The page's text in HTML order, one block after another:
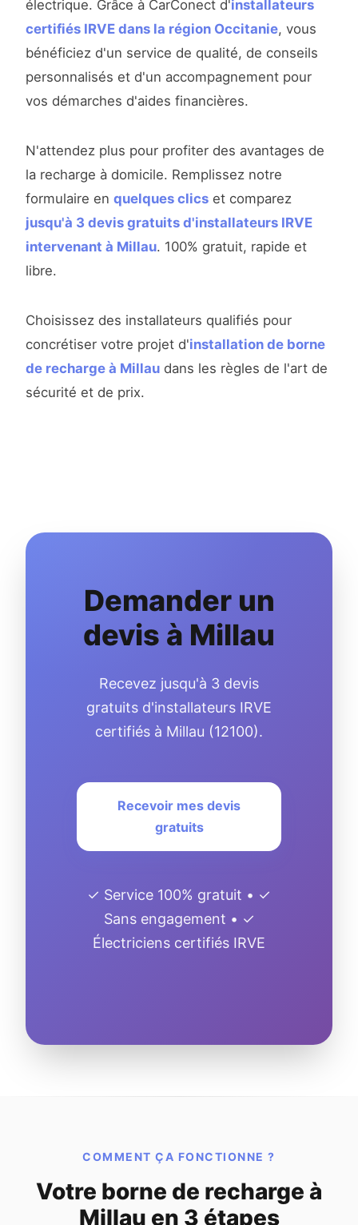
électrique. Grâce à CarConect d'installateurs
certifiés IRVE dans la région Occitanie, vous
bénéficiez d'un service de qualité, de conseils
personnalisés et d'un accompagnement pour
vos démarches d'aides financières.
N'attendez plus pour profiter des avantages de
la recharge à domicile. Remplissez notre
formulaire en quelques clics et comparez
jusqu'à 3 devis gratuits d'installateurs IRVE
intervenant à Millau. 100% gratuit, rapide et
libre.
Choisissez des installateurs qualifiés pour
concrétiser votre projet d'installation de borne
de recharge à Millau dans les règles de l'art de
sécurité et de prix.
Demander un
devis à Millau
Recevez jusqu'à 3 devis
gratuits d'installateurs IRVE
certifiés à Millau (12100).
Recevoir mes devis
gratuits
✓ Service 100% gratuit • ✓
Sans engagement • ✓
Électriciens certifiés IRVE
COMMENT ÇA FONCTIONNE ?
Votre borne de recharge à
Millau en 3 étapes